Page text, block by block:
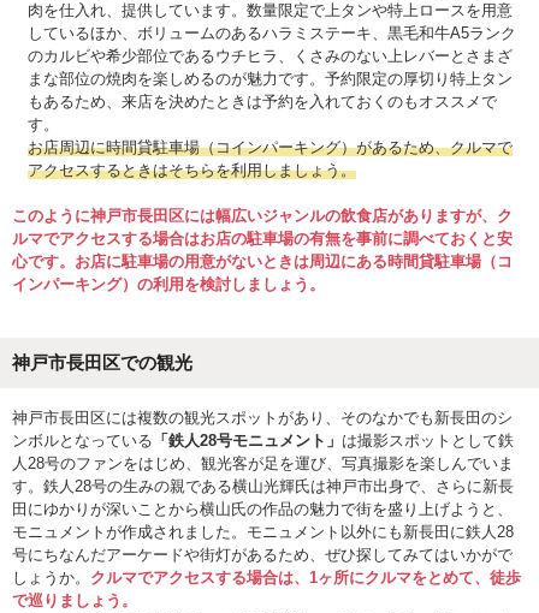
肉を仕入れ、提供しています。数量限定で上タンや特上ロースを用意
しているほか、ボリュームのあるハラミステーキ、黒毛和牛A5ランク
のカルビや希少部位であるウチヒラ、くさみのない上レバーとさまざ
まな部位の焼肉を楽しめるのが魅力です。予約限定の厚切り特上タン
もあるため、来店を決めたときは予約を入れておくのもオススメで
す。
お店周辺に時間貸駐車場（コインパーキング）があるため、クルマで
アクセスするときはそちらを利用しましょう。
このように神戸市長田区には幅広いジャンルの飲食店がありますが、ク
ルマでアクセスする場合はお店の駐車場の有無を事前に調べておくと安
心です。お店に駐車場の用意がないときは周辺にある時間貸駐車場（コ
インパーキング）の利用を検討しましょう。
神戸市長田区での観光
神戸市長田区には複数の観光スポットがあり、そのなかでも新長田のシ
ンボルとなっている 「鉄人28号モニュメント」 は撮影スポットとして鉄
人28号のファンをはじめ、観光客が足を運び、写真撮影を楽しんでいま
す。鉄人28号の生みの親である横山光輝氏は神戸市出身で、さらに新長
田にゆかりが深いことから横山氏の作品の魅力で街を盛り上げようと、
モニュメントが作成されました。モニュメント以外にも新長田に鉄人28
号にちなんだアーケードや街灯があるため、ぜひ探してみてはいかがで
しょうか。 クルマでアクセスする場合は、1ヶ所にクルマをとめて、徒歩
で巡りましょう。